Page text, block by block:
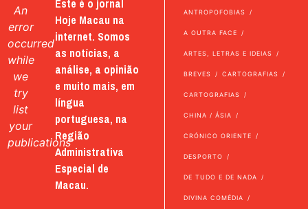
An
error
occurred
while
we
try
list
your
publications
Este é o jornal
Hoje Macau na
internet. Somos
as notícias, a
análise, a opinião
e muito mais, em
língua
portuguesa, na
Região
Administrativa
Especial de
Macau.
ANTROPOFOBIAS
A OUTRA FACE
ARTES, LETRAS E IDEIAS
BREVES CARTOGRAFIAS
CARTOGRAFIAS
CHINA / ÁSIA
CRÓNICO ORIENTE
DESPORTO
DE TUDO E DE NADA
DIVINA COMÉDIA